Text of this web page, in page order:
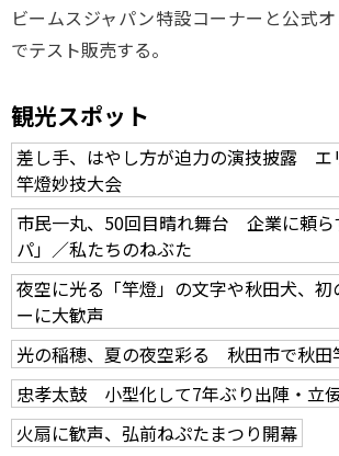
ビームスジャパン特設コーナーと公式
でテスト販売する。
観光スポット
差し手、はやし方が迫力の演技披露 エ
竿燈妙技大会
市民一丸、50回目晴れ舞台 企業に頼ら
パ」／私たちのねぶた
夜空に光る「竿燈」の文字や秋田犬、初
ーに大歓声
光の稲穂、夏の夜空彩る 秋田市で秋田
忠孝太鼓 小型化して7年ぶり出陣・立
火扇に歓声、弘前ねぷたまつり開幕